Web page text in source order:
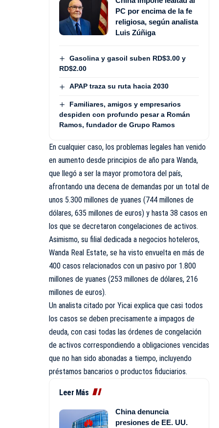
PC por encima de la fe
religiosa, según analista
Luis Zúñiga
Gasolina y gasoil suben RD$3.00 y
RD$2.00
APAP traza su ruta hacia 2030
Familiares, amigos y empresarios
despiden con profundo pesar a Román
Ramos, fundador de Grupo Ramos
En cualquier caso, los problemas legales han venido
en aumento desde principios de año para Wanda,
que llegó a ser la mayor promotora del país,
afrontando una decena de demandas por un total de
unos 5.300 millones de yuanes (744 millones de
dólares, 635 millones de euros) y hasta 38 casos en
los que se decretaron congelaciones de activos.
Asimismo, su filial dedicada a negocios hoteleros,
Wanda Real Estate, se ha visto envuelta en más de
400 casos relacionados con un pasivo por 1.800
millones de yuanes (253 millones de dólares, 216
millones de euros).
Un analista citado por Yicai explica que casi todos
los casos se deben precisamente a impagos de
deuda, con casi todas las órdenes de congelación
de activos correspondiendo a obligaciones vencidas
que no han sido abonadas a tiempo, incluyendo
préstamos bancarios o productos fiduciarios.
Leer Más
China denuncia
presiones de EE. UU.